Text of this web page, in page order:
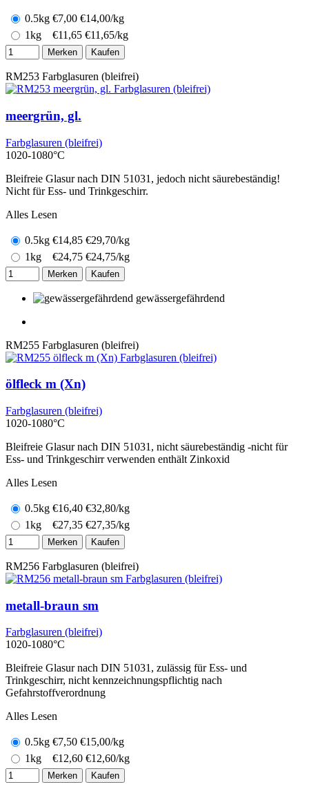
0.5kg €7,00 €14,00/kg
1kg
€11,65 €11,65/kg
Merken Kaufen
RM253 Farbglasuren (bleifrei)
meergrün, gl.
Farbglasuren (bleifrei)
1020-1080°C
Bleifreie Glasur nach DIN 51031, jedoch nicht säurebeständig!
Nicht für Ess- und Trinkgeschirr.
Alles Lesen
0.5kg €14,85 €29,70/kg
1kg
€24,75 €24,75/kg
Merken Kaufen
gewässergefährdend
RM255 Farbglasuren (bleifrei)
ölfleck m (Xn)
Farbglasuren (bleifrei)
1020-1080°C
Bleifreie Glasur nach DIN 51031, nicht säurebeständig -nicht für
Ess- und Trinkgeschirr verwenden enthält Zinkoxid
Alles Lesen
0.5kg €16,40 €32,80/kg
1kg
€27,35 €27,35/kg
Merken Kaufen
RM256 Farbglasuren (bleifrei)
metall-braun sm
Farbglasuren (bleifrei)
1020-1080°C
Bleifreie Glasur nach DIN 51031, zulässig für Ess- und
Trinkgeschirr, nicht kennzeichnungspflichtig nach
Gefahrstoffverordnung
Alles Lesen
0.5kg €7,50 €15,00/kg
1kg
€12,60 €12,60/kg
Merken Kaufen